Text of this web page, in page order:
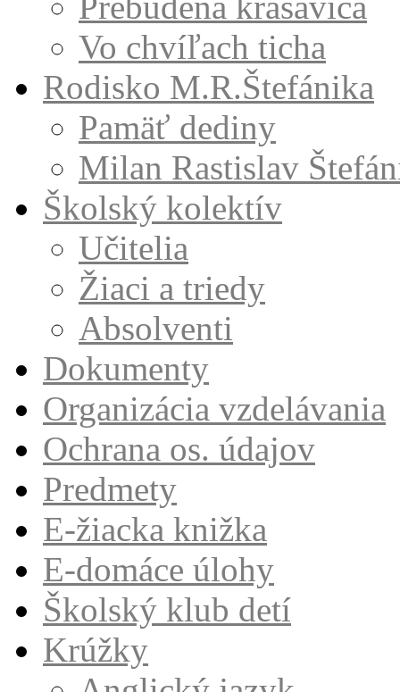
Vo chvíľach ticha
Rodisko M.R.Štefánika
Pamäť dediny
Milan Rastislav
Školský kolektív
Učitelia
Žiaci a triedy
Absolventi
Dokumenty
Organizácia vzdelávania
Ochrana os. údajov
Predmety
E-žiacka knižka
E-domáce úlohy
Školský klub detí
Krúžky